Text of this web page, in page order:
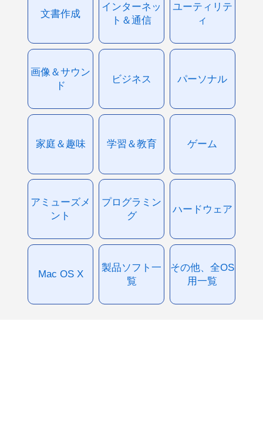
文書作成
インターネッ
ト＆通信
ユーティリテ
ィ
画像＆サウン
ド
ビジネス パーソナル
家庭＆趣味 学習＆教育 ゲーム
アミューズメ
ント
プログラミン
グ
ハードウェア
Mac OS X
製品ソフト一
覧
その他、全OS
用一覧